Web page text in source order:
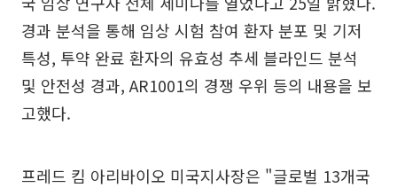
경과 분석을 통해 임상 시험 참여 환자 분포 및 기저
특성, 투약 완료 환자의 유효성 추세 블라인드 분석
및 안전성 경과, AR1001의 경쟁 우위 등의 내용을 보
고했다.
프레드 킴 아리바이오 미국지사장은 "글로벌 13개국